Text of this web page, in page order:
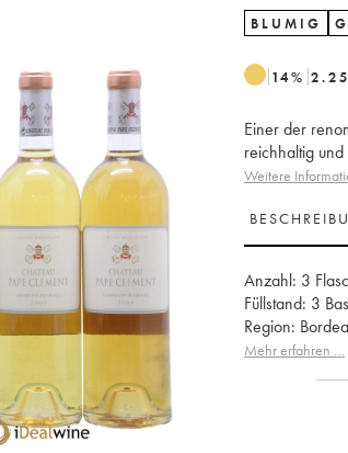
BLUMIG
14% 2.25
Einer der
reichhaltig
Weitere
Anzahl: 3
Füllstand: 3
Region:
Eigentümer:
Mehr erfahren …